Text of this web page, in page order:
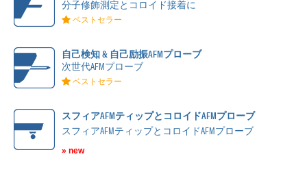
分子修飾測定とコロイド接着に
ベストセラー
自己検知 & 自己励振AFMプローブ
次世代AFMプローブ
ベストセラー
スフィアAFMティップとコロイドAFMプローブ
スフィアAFMティップとコロイドAFMプローブ
» new